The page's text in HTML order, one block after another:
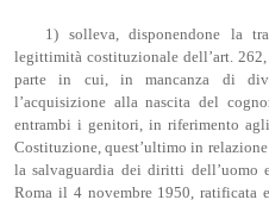
1) solleva, disponendone la
legittimità costituzionale dell’art.
parte in cui, in mancanza di
l’acquisizione alla nascita del
entrambi i genitori, in riferimento
Costituzione, quest’ultimo in
la salvaguardia dei diritti dell’uomo
Roma il 4 novembre 1950, ratificata